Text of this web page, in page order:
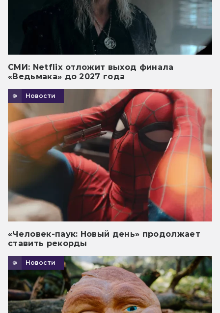
СМИ: Netflix отложит выход финала
«Ведьмака» до 2027 года
Новости
«Человек-паук: Новый день» продолжает
ставить рекорды
Новости